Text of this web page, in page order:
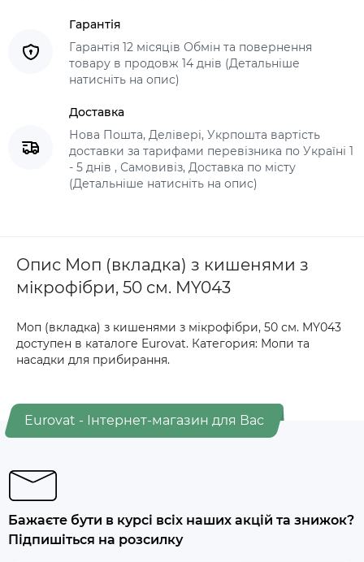
Гарантія
Гарантія 12 місяців Обмін та повернення
товару в продовж 14 днів (Детальніше
натисніть на опис)
Доставка
Нова Пошта, Делівері, Укрпошта вартість
доставки за тарифами перевізника по Україні 1
- 5 днів , Самовивіз, Доставка по місту
(Детальніше натисніть на опис)
Опис Моп (вкладка) з кишенями з
мікрофібри, 50 см. MY043
Моп (вкладка) з кишенями з мікрофібри, 50 см. MY043
доступен в каталоге Eurovat. Категория: Мопи та
насадки для прибирання.
Eurovat - Інтернет-магазин для Вас
Бажаєте бути в курсі всіх наших акцій та знижок?
Підпишіться на розсилку